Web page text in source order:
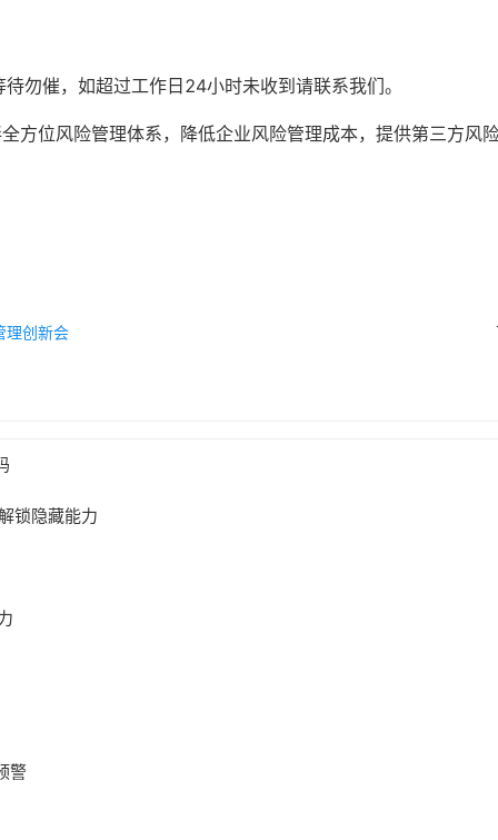
勿催，如超过工作日24小时未收到请联系我们。
方位风险管理体系，降低企业风险管理成本，提供第三方风
理创新会
锁隐藏能力
警